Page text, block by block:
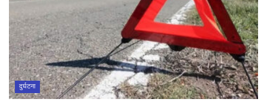
दुर्घटना